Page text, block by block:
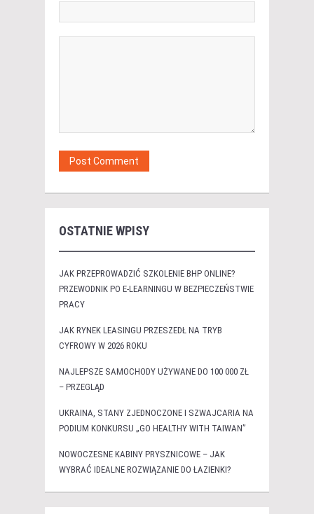
OSTATNIE WPISY
JAK PRZEPROWADZIĆ SZKOLENIE BHP ONLINE?
PRZEWODNIK PO E-LEARNINGU W BEZPIECZEŃSTWIE
PRACY
JAK RYNEK LEASINGU PRZESZEDŁ NA TRYB
CYFROWY W 2026 ROKU
NAJLEPSZE SAMOCHODY UŻYWANE DO 100 000 ZŁ
– PRZEGLĄD
UKRAINA, STANY ZJEDNOCZONE I SZWAJCARIA NA
PODIUM KONKURSU „GO HEALTHY WITH TAIWAN”
NOWOCZESNE KABINY PRYSZNICOWE – JAK
WYBRAĆ IDEALNE ROZWIĄZANIE DO ŁAZIENKI?